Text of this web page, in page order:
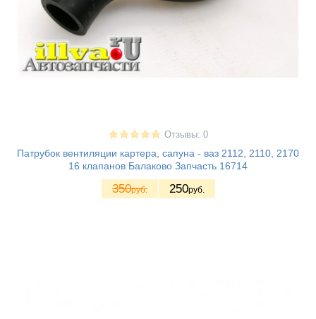
Отзывы: 0
Патрубок вентиляции картера, сапуна - ваз 2112, 2110, 2170
16 клапанов Балаково Запчасть 16714
350руб. 250руб.